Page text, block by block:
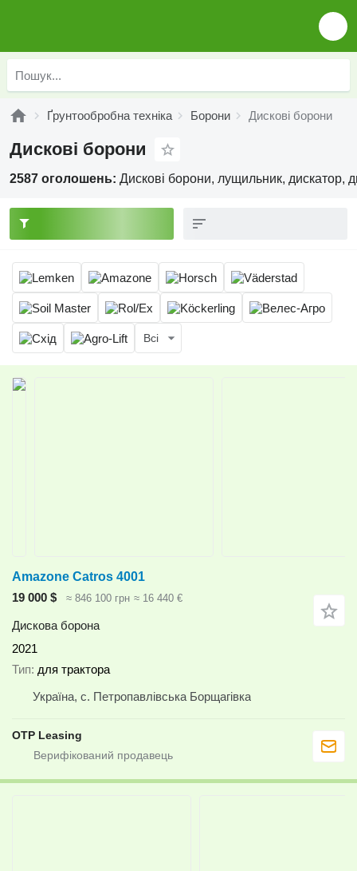
Ґрунтообробна техніка Борони Дискові борони
Дискові борони
2587 оголошень: Дискові борони, лущильник, дискатор,
Всі
Amazone Catros 4001
19 000 $
≈ 846 100 грн ≈ 16 440 €
Дискова борона
2021
Тип для трактора
Україна, с. Петропавлівська Борщагівка
OTP Leasing